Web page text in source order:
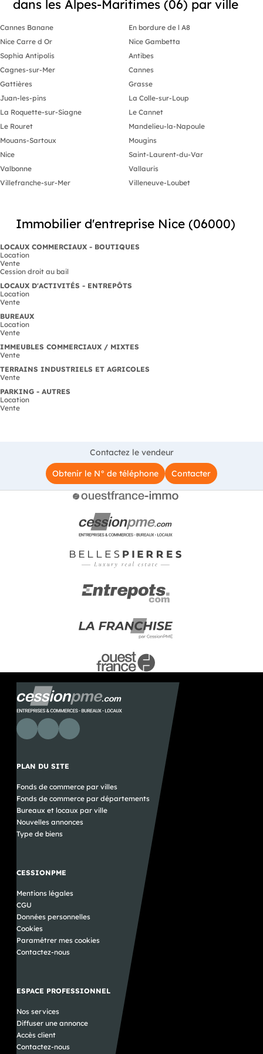
dans les Alpes-Maritimes (06) par ville
Cannes Banane
En bordure de l A8
Nice Carre d Or
Nice Gambetta
Sophia Antipolis
Antibes
Cagnes-sur-Mer
Cannes
Gattières
Grasse
Juan-les-pins
La Colle-sur-Loup
La Roquette-sur-Siagne
Le Cannet
Le Rouret
Mandelieu-la-Napoule
Mouans-Sartoux
Mougins
Nice
Saint-Laurent-du-Var
Valbonne
Vallauris
Villefranche-sur-Mer
Villeneuve-Loubet
Immobilier d'entreprise Nice (06000)
LOCAUX COMMERCIAUX - BOUTIQUES
Location
Vente
Cession droit au bail
LOCAUX D'ACTIVITÉS - ENTREPÔTS
Location
Vente
BUREAUX
Location
Vente
IMMEUBLES COMMERCIAUX / MIXTES
Vente
TERRAINS INDUSTRIELS ET AGRICOLES
Vente
PARKING - AUTRES
Location
Vente
Contactez le vendeur
Obtenir le N° de téléphone
Contacter
PLAN DU SITE
Fonds de commerce par villes
Fonds de commerce par départements
Bureaux et locaux par ville
Nouvelles annonces
Type de biens
CESSIONPME
Mentions légales
CGU
Données personnelles
Cookies
Paramétrer mes cookies
Contactez-nous
ESPACE PROFESSIONNEL
Nos services
Diffuser une annonce
Accès client
Contactez-nous